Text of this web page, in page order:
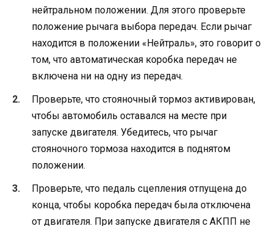
нейтральном положении. Для этого проверьте
положение рычага выбора передач. Если рычаг
находится в положении «Нейтраль», это говорит о
том, что автоматическая коробка передач не
включена ни на одну из передач.
Проверьте, что стояночный тормоз активирован,
чтобы автомобиль оставался на месте при
запуске двигателя. Убедитесь, что рычаг
стояночного тормоза находится в поднятом
положении.
Проверьте, что педаль сцепления отпущена до
конца, чтобы коробка передач была отключена
от двигателя. При запуске двигателя с АКПП не